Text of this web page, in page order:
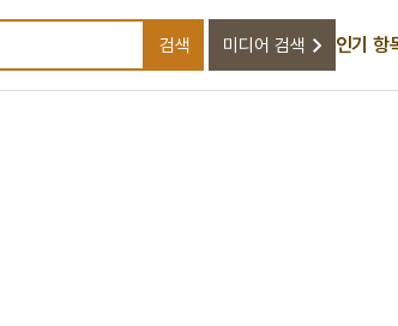
검색어를 입력하세요
검색 미디어 검색 인기 항